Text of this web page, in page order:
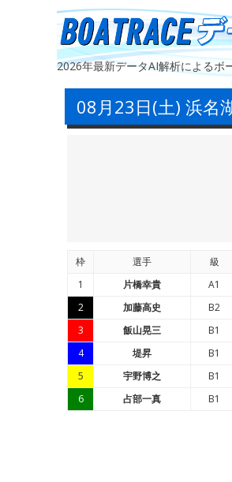
2026年最新データAI解析によるボ
08月23日(土) 浜名
枠 選手 級
1
片橋幸貴 A1
2
加藤高史 B2
3
飯山晃三 B1
4
堤昇 B1
5
宇野博之 B1
6
占部一真 B1